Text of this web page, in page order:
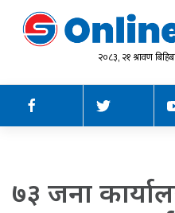
२०८३, २१ श्रावण
७३ जना